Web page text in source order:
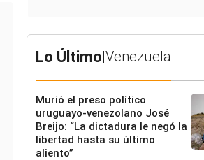
Lo Último|Venezuela
Murió el preso político
uruguayo-venezolano José
Breijo: “La dictadura le negó la
libertad hasta su último
aliento”